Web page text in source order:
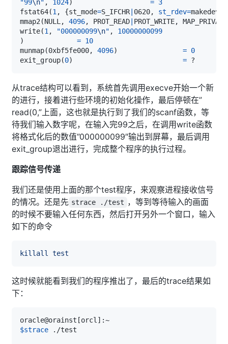
"99\n" , 1024) = 3
fstat64(1 , {st_mode=S_IFCHR 0620, st_rdev=makedev
mmap2 (NULL, 4096, PROT_READ PROT_WRITE, MAP_PRIVATE
write(1 , "000000099\n" , 10000000099
)
= 10
munmap(0xbf5fe000, 4096) = 0
exit_group(0) =
从trace结构可以看到，系统首先调用execve开始一个新
的进行，接着进行些环境的初始化操作，最后停顿在”
read(0,”上面，这也就是执行到了我们的scanf函数，等
待我们输入数字呢，在输入完99之后，在调用write函数
将格式化后的数值”000000099″输出到屏幕，最后调用
exit_group退出进行，完成整个程序的执行过程。
跟踪信号传递
我们还是使用上面的那个test程序，来观察进程接收信号
的情况。还是先 strace ./test ，等到等待输入的画面
的时候不要输入任何东西，然后打开另外一个窗口，输入
如下的命令
killall test
这时候就能看到我们的程序推出了，最后的trace结果如
下：
oracle@orainst [orcl ]
$strace